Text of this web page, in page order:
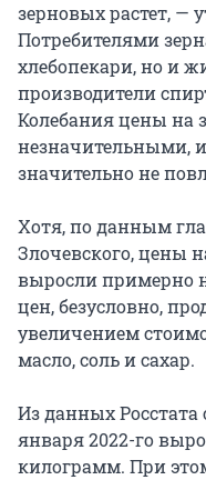
зерновых растет, —
Потребителями
хлебопекари, но и
производители
Колебания цены на
незначительными,
значительно не
Хотя, по данным
Злочевского, цены
выросли примерно
цен, безусловно,
увеличением
масло, соль и сахар.
Из данных Росстата
января 2022-го
килограмм. При